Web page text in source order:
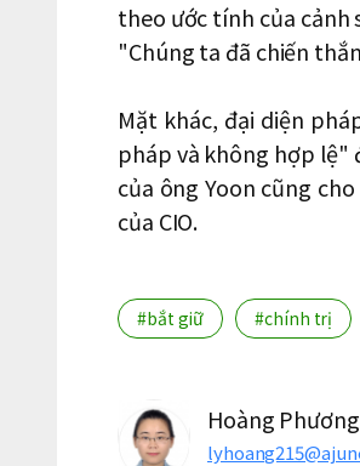
theo ước tính của cảnh
"Chúng ta đã chiến
Mặt khác, đại diện
pháp và không hợp lệ"
của ông Yoon cũng
của CIO.
#bắt giữ #chính trị
Hoàng